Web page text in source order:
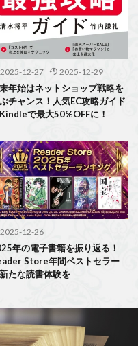
2025-12-27 2025-12-29
年始はネットショップ戦略を
チャンス！人気EC攻略ガイド
で最大50%OFFに！
2025-12-26
年の電子書籍を振り返る！
Store年間ベストセラー
たな読書体験を